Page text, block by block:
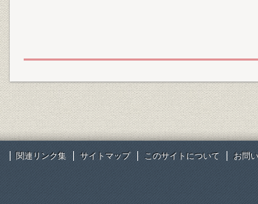
関連リンク集 サイトマップ このサイトについて お問